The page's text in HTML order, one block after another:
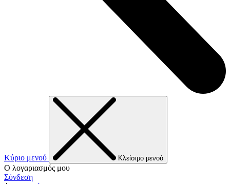
Κύριο μενού Κλείσιμο μενού
Ο λογαριασμός μου
Σύνδεση